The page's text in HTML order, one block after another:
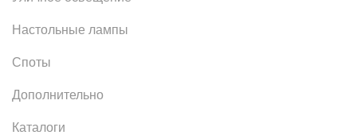
Настольные лампы
Споты
Дополнительно
Каталоги